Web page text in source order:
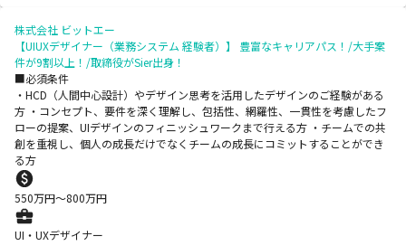
株式会社 ビットエー
【UIUXデザイナー（業務システム 経験者）】 豊富なキャリアパス！/大手案
件が9割以上！/取締役がSier出身！
■必須条件
・HCD（人間中心設計）やデザイン思考を活用したデザインのご経験がある
方 ・コンセプト、要件を深く理解し、包括性、網羅性、一貫性を考慮したフ
ローの提案、UIデザインのフィニッシュワークまで行える方 ・チームでの共
創を重視し、個人の成長だけでなくチームの成長にコミットすることができ
る方
550万円〜800万円
UI・UXデザイナー